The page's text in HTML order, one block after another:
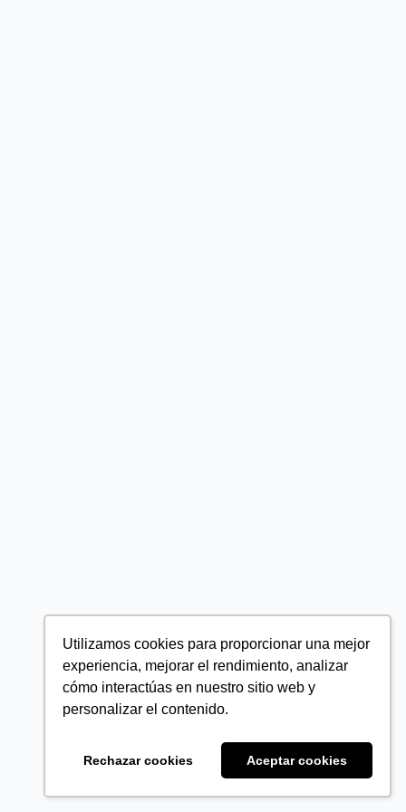
Utilizamos cookies para proporcionar una mejor
experiencia, mejorar el rendimiento, analizar
cómo interactúas en nuestro sitio web y
personalizar el contenido.
Rechazar cookies Aceptar cookies